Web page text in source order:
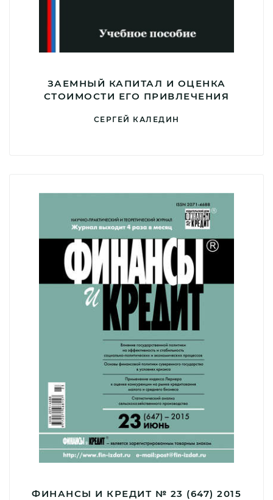
ЗАЕМНЫЙ КАПИТАЛ И ОЦЕНКА
СТОИМОСТИ ЕГО ПРИВЛЕЧЕНИЯ
СЕРГЕЙ КАЛЕДИН
ФИНАНСЫ И КРЕДИТ № 23 (647) 2015